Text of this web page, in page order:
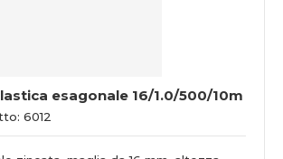
esagonale 16/1.0/500/10m
6012